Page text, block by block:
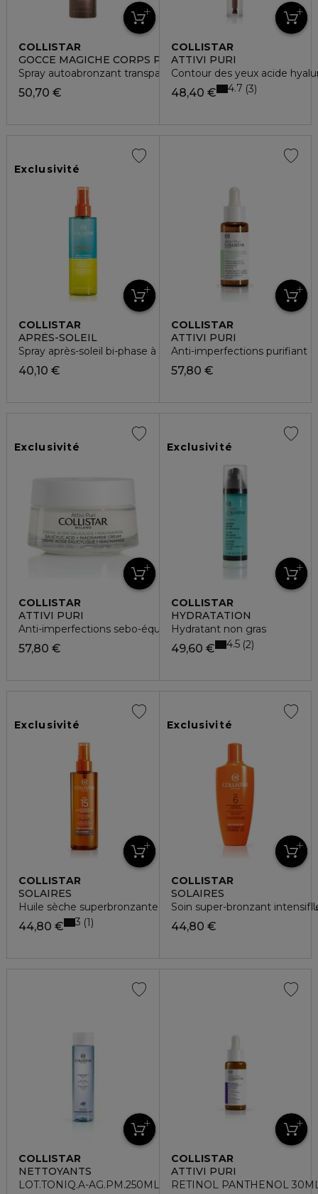
COLLISTAR
GOCCE MAGICHE CORPS PROGRESSIF
Spray autoabronzant transparent effet naturel
50,70 €
COLLISTAR
ATTIVI PURI
Contour des yeux acide
48,40 € 4.7 3
Exclusivité
COLLISTAR
APRÈS-SOLEIL
Spray après-soleil bi-phase à l'aloe absorption ultra-rapide
40,10 €
COLLISTAR
ATTIVI PURI
Anti-imperfections purifiant
57,80 €
Exclusivité
COLLISTAR
ATTIVI PURI
Anti-imperfections sebo-équilibrante
57,80 €
Exclusivité
COLLISTAR
HYDRATATION
Hydratant non gras
49,60 € 4.5 2
Exclusivité
COLLISTAR
SOLAIRES
Huile sèche superbronzante hydratante SPF15 résistante à
44,80 € 3 1
Exclusivité
COLLISTAR
SOLAIRES
Soin super-bronzant intensif
44,80 €
COLLISTAR
NETTOYANTS
LOT.TONIQ.A-AG.PM.250ML FL
COLLISTAR
ATTIVI PURI
RETINOL PANTHENOL